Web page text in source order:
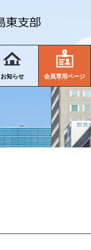
お知らせ 会員専用ページ